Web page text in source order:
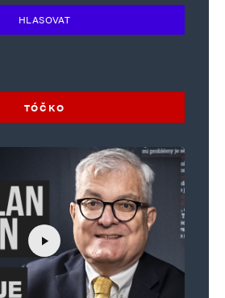
HLASOVAT
TÓČKO